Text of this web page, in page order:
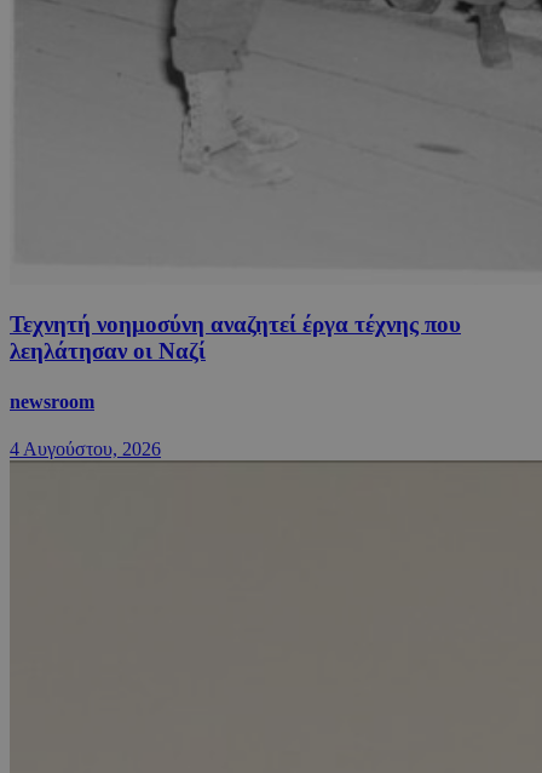
Τεχνητή νοημοσύνη αναζητεί έργα τέχνης που
λεηλάτησαν οι Ναζί
newsroom
4 Αυγούστου, 2026